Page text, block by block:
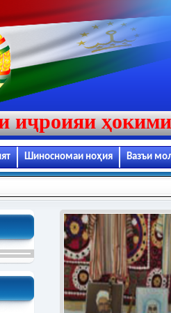
иҷроияи
Шиносномаи ноҳия Вазъи